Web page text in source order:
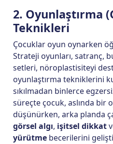
2. Oyunlaştırma
Teknikleri
Çocuklar oyun oynarken
Strateji oyunları, satranç,
setleri, nöroplastisiteyi
oyunlaştırma tekniklerini
sıkılmadan binlerce
süreçte çocuk, aslında bir
düşünürken, arka planda
görsel algı, işitsel dikkat
yürütme becerilerini